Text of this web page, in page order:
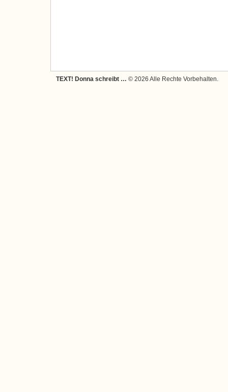
TEXT! Donna schreibt … © 2026 Alle Rechte Vorbehalten.